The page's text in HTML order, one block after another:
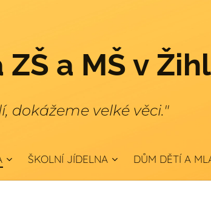
a MŠ v
dokážeme velké věci."
ŠKOLNÍ JÍDELNA DŮM DĚTÍ A